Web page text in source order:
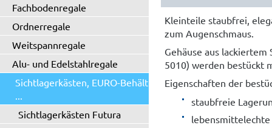
Fachbodenregale
Ordnerregale
Weitspannregale
Alu- und Edelstahlregale
Sichtlagerkästen, EURO-Behälter
...
Sichtlagerkästen Futura
Kleinteile staubfrei,
zum Augenschmaus.
Gehäuse aus
5010) werden bestückt
Eigenschaften der
staubfreie
lebensmittelechte